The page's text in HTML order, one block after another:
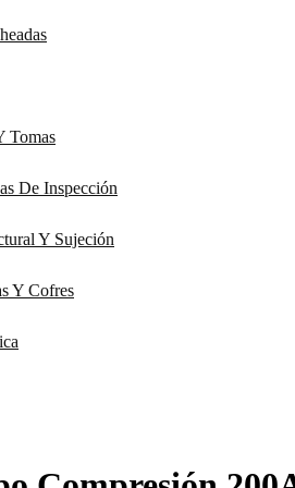
Tomas
De Inspección
Y Sujeción
Y Cofres